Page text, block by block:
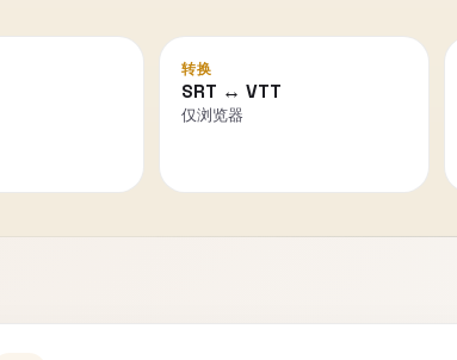
转换
SRT ↔ VTT
仅浏览器